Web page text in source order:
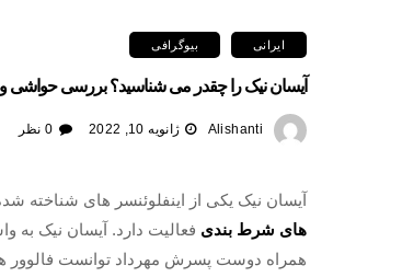
ایرانی بیوگرافی
آیسان نیک را چقدر می شناسید؟ بررسی حواشی و
Alishanti ژانویه 10, 2022 0 نظر
آیسان نیک یکی از اینفلوئنسر های شناخته
های شرط بندی فعالیت دارد. آیسان نیک
همراه دوست پسرش مهرداد توانست فالوور